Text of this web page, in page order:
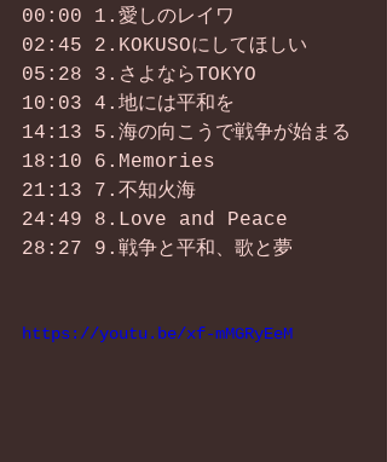
00:00 1.愛しのレイワ
02:45 2.KOKUSOにしてほしい
05:28 3.さよならTOKYO
10:03 4.地には平和を
14:13 5.海の向こうで戦争が始まる
18:10 6.Memories
21:13 7.不知火海
24:49 8.Love and Peace
28:27 9.戦争と平和、歌と夢
https://youtu.be/xf-mMGRyEeM